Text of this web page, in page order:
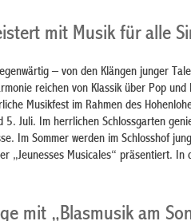
mit Musik für alle
– von den Klängen junger
reichen von Klassik über Pop
Musikfest im Rahmen des
5. Juli. Im herrlichen Schlossgarten
Im Sommer werden im Schlosshof
„Jeunesses Musicales“ präsentiert.
mit „Blasmusik am